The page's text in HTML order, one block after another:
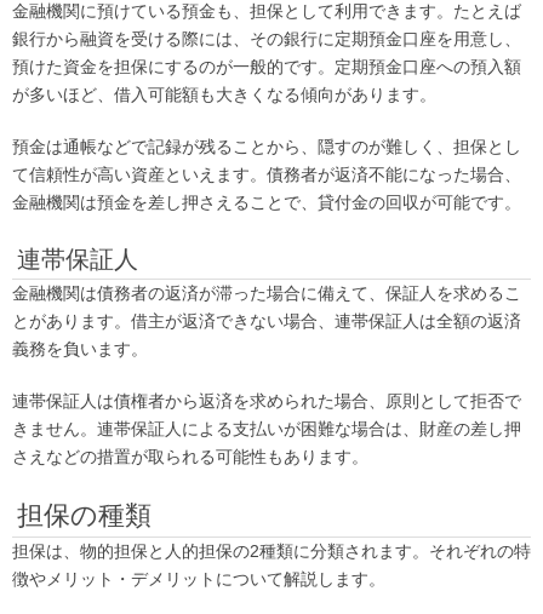
金融機関に預けている預金も、担保として利用できます。たとえば
銀行から融資を受ける際には、その銀行に定期預金口座を用意し、
預けた資金を担保にするのが一般的です。定期預金口座への預入額
が多いほど、借入可能額も大きくなる傾向があります。
預金は通帳などで記録が残ることから、隠すのが難しく、担保とし
て信頼性が高い資産といえます。債務者が返済不能になった場合、
金融機関は預金を差し押さえることで、貸付金の回収が可能です。
連帯保証人
金融機関は債務者の返済が滞った場合に備えて、保証人を求めるこ
とがあります。借主が返済できない場合、連帯保証人は全額の返済
義務を負います。
連帯保証人は債権者から返済を求められた場合、原則として拒否で
きません。連帯保証人による支払いが困難な場合は、財産の差し押
さえなどの措置が取られる可能性もあります。
担保の種類
担保は、物的担保と人的担保の2種類に分類されます。それぞれの特
徴やメリット・デメリットについて解説します。